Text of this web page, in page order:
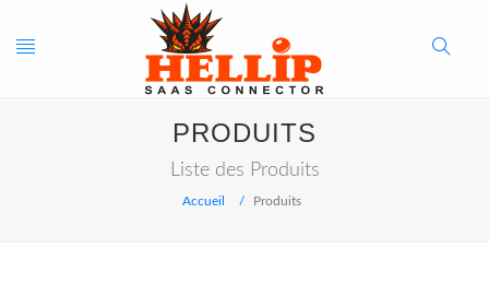
Toggle Search
PRODUITS
Liste des Produits
Accueil Produits